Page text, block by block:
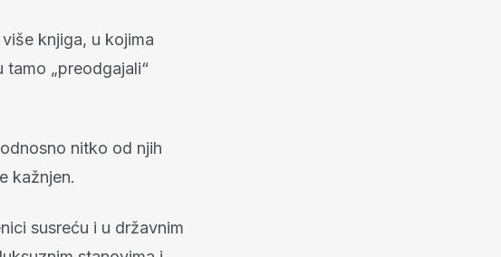
knjiga, u kojima
„preodgajali“
nitko od njih
kažnjen.
susreću i u državnim